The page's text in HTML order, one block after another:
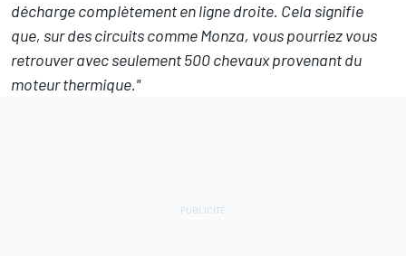
décharge complètement en ligne droite. Cela signifie
que, sur des circuits comme Monza, vous pourriez vous
retrouver avec seulement 500 chevaux provenant du
moteur thermique."